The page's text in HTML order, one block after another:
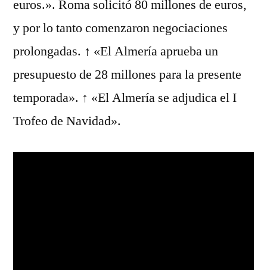
euros.». Roma solicitó 80 millones de euros,
y por lo tanto comenzaron negociaciones
prolongadas. ↑ «El Almería aprueba un
presupuesto de 28 millones para la presente
temporada». ↑ «El Almería se adjudica el I
Trofeo de Navidad».